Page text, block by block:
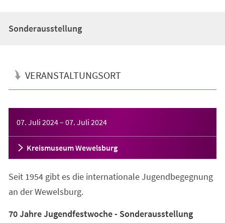
Sonderausstellung
VERANSTALTUNGSORT
07. Juli 2024– 07. Juli 2024
Kreismuseum Wewelsburg
Seit 1954 gibt es die internationale Jugendbegegnung
an der Wewelsburg.
70 Jahre Jugendfestwoche - Sonderausstellung